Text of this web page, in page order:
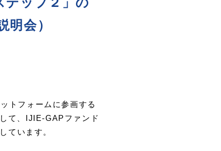
明会）
トフォームに参画する
て、IJIE-GAPファンド
ています。